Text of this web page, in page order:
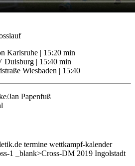
Karlsruhe | 15:20 min
Duisburg | 15:40 min
Wiesbaden | 15:40
Jan Papenfuß
termine wettkampf-kalender
1 _blank>Cross-DM 2019 Ingolstadt